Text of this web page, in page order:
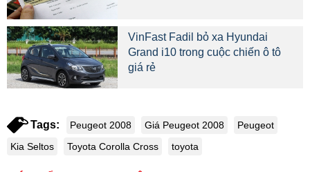
VinFast Fadil bỏ xa Hyundai
Grand i10 trong cuộc chiến ô tô
giá rẻ
Tags: Peugeot 2008 Giá Peugeot 2008
Peugeot
Kia Seltos
Toyota Corolla Cross toyota